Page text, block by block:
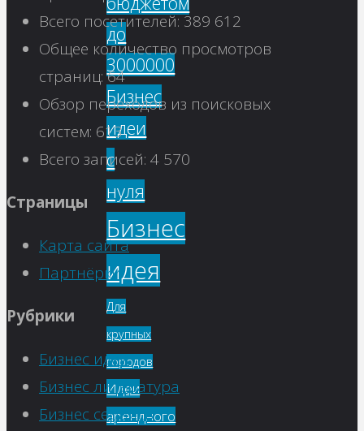
до
3000000
Бизнес
идеи
с
нуля
Бизнес
идея
Для
крупных
городов
Идеи
арендного
Всего посетителей:389 612
Общее количество просмотров
страниц:64
Обзор переходов из поисковых
систем: 613
Всего записей: 4 570
Страницы
Карта сайта
Партнёрки
Рубрики
Бизнес идеи
Бизнес литература
Бизнес сервисы